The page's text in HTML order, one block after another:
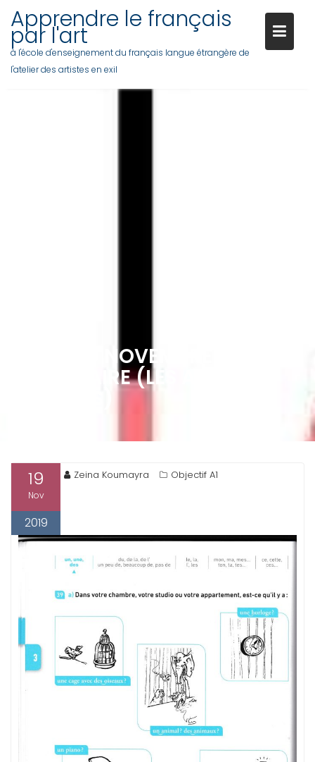
Apprendre le français
par l'art
à l'école d'enseignement du français langue étrangère de
l'atelier des artistes en exil
MARDI 19 NOVEMBRE /
GRAMMAIRE (LES ARTICLES
19
Nov
2019
Zeina Koumayra Objectif A1